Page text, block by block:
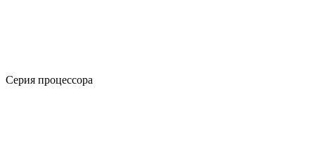
Серия процессора